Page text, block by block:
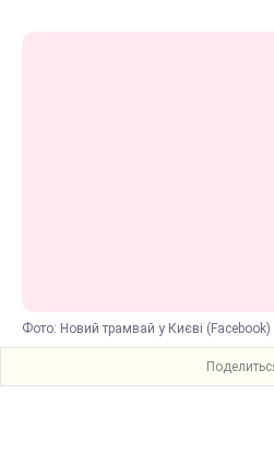
Фото: Новий трамвай у Києві (Facebook)